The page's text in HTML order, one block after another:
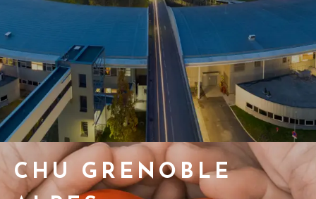
CHU GRENOBLE